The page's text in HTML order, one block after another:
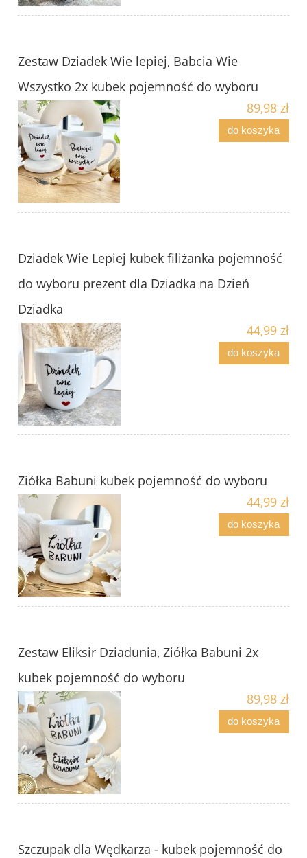
Zestaw Dziadek Wie lepiej, Babcia Wie
Wszystko 2x kubek pojemność do wyboru
89,98 zł
do koszyka
Dziadek Wie Lepiej kubek filiżanka pojemność
do wyboru prezent dla Dziadka na Dzień
Dziadka
44,99 zł
do koszyka
Ziółka Babuni kubek pojemność do wyboru
44,99 zł
do koszyka
Zestaw Eliksir Dziadunia, Ziółka Babuni 2x
kubek pojemność do wyboru
89,98 zł
do koszyka
Szczupak dla Wędkarza - kubek pojemność do